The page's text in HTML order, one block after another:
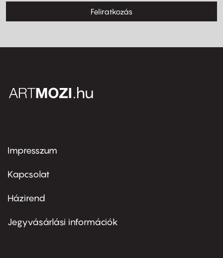
Feliratkozás
Footer
first
Impresszum
Kapcsolat
Footer
second
Házirend
Jegyvásárlási információk